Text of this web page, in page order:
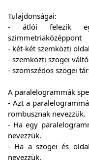
Tulajdonságai:
- átlói felezik
szimmetriaközéppont
- két-két szemközti
- szemközti szögei
- szomszédos szögei
A paralelogrammák
- Azt a
rombusznak nevezzük.
- Ha egy
nevezzük.
- Ha a szögei és
nevezzük.